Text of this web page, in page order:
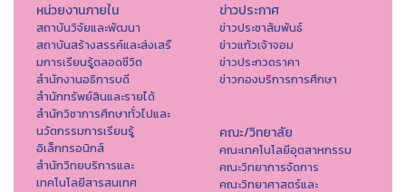
หน่วยงานภายใน
สถาบันวิจัยและพัฒนา
สถาบันสร้างสรรค์และส่งเสรื
มการเรียนรู้ตลอดชีวิต
สำนักงานอธิการบดี
สำนักทรัพย์สินและรายได้
สำนักวิชาการศึกษาทั่วไปและ
นวัตกรรมการเรียนรู้
อิเล็กทรอนิกส์
สำนักวิทยบริการและ
เทคโนโลยีสารสนเทศ
ข่าวประกาศ
ข่าวประชาสัมพันธ์
ข่าวแก้วเจ้าจอม
ข่าวประกวดราคา
ข่าวกองบริการการศึกษา
คณะ/วิทยาลัย
คณะเทคโนโลยีอุตสาหกรรม
คณะวิทยาการจัดการ
คณะวิทยาศาสตร์และ